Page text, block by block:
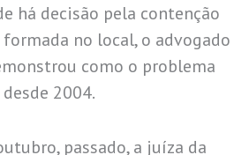
há decisão pela contenção
no local, o advogado
como o problema
2004.
passado, a juíza da